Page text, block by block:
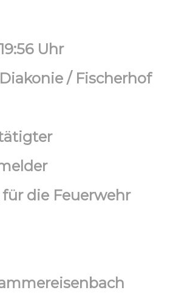
Uhr
/ Fischerhof
für die Feuerwehr